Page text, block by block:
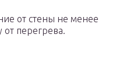
от стены не менее
перегрева.